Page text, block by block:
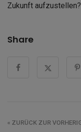
Zukunft aufzustellen?
Share
« ZURÜCK ZUR